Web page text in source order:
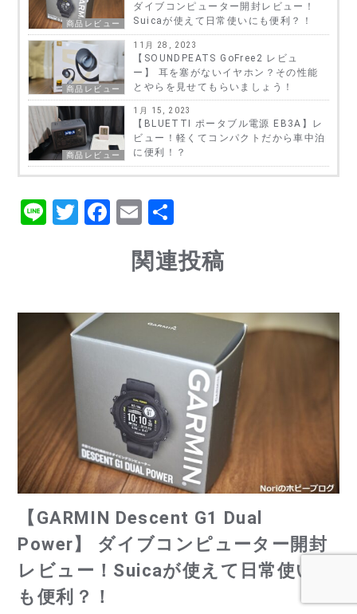
商品レビュー
ダイブコンピューター開封レビュー！
Suicaが使えて日常使いにも便利？！
商品レビュー
11月 28, 2023
【SOUNDPEATS GoFree2 レビュ
ー】 耳を塞がないイヤホン？その性能
とやらを見せてもらいましょう！
商品レビュー
1月 15, 2023
【BLUETTI ポータブル電源 EB3A】レ
ビュー！軽くてコンパクトだから車中泊
に便利！？
Li T
r
F
b
o
k
E
ai
関連投稿
【GARMIN Descent G1 Dual
Power】 ダイブコンピューター開封
レビュー！Suicaが使えて日常使いに
も便利？！